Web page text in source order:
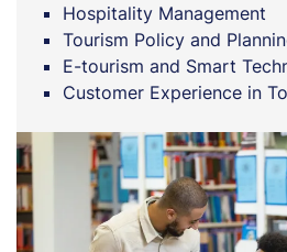
Hospitality Management
Tourism Policy and
E-tourism and Smart
Customer Experience in